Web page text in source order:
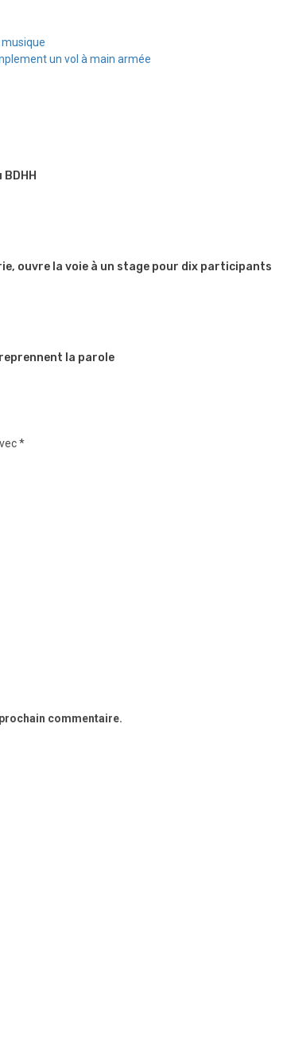
un vol à main armée
ouvre la voie à un stage pour dix participants
reprennent la parole
*
commentaire.